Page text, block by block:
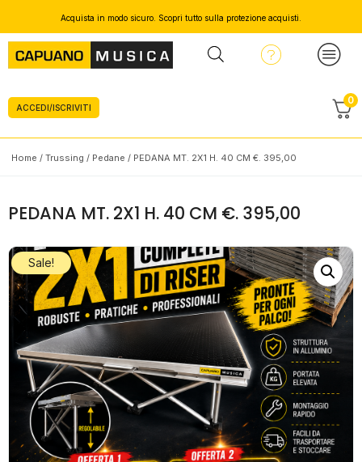
Acquista in modo sicuro. Scopri tutto sulla protezione acquisti.
ACCEDI/ISCRIVITI
0
Home / Trussing / Pedane / PEDANA MT. 2X1 H. 40 CM €. 395,00
PEDANA MT. 2X1 H. 40 CM €. 395,00
Sale!